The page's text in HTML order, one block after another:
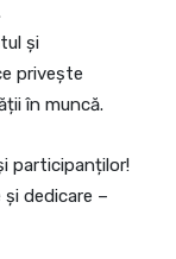
și
privește
în muncă.
participanților!
dedicare –